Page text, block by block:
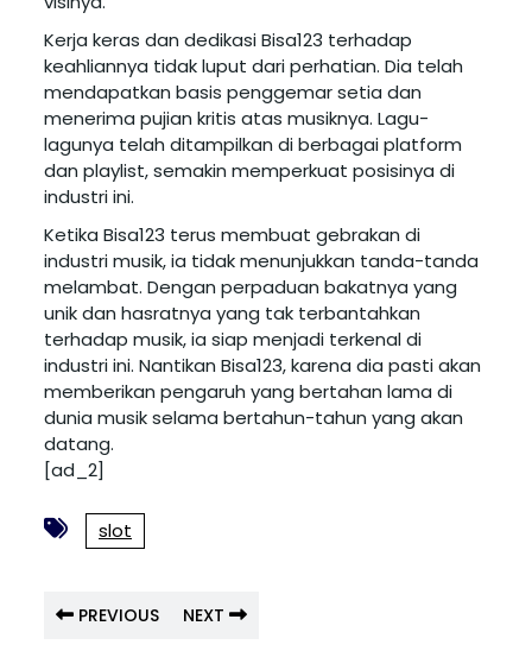
Kerja keras dan dedikasi Bisa123 terhadap
keahliannya tidak luput dari perhatian. Dia telah
mendapatkan basis penggemar setia dan
menerima pujian kritis atas musiknya. Lagu-
lagunya telah ditampilkan di berbagai platform
dan playlist, semakin memperkuat posisinya di
industri ini.
Ketika Bisa123 terus membuat gebrakan di
industri musik, ia tidak menunjukkan tanda-tanda
melambat. Dengan perpaduan bakatnya yang
unik dan hasratnya yang tak terbantahkan
terhadap musik, ia siap menjadi terkenal di
industri ini. Nantikan Bisa123, karena dia pasti akan
memberikan pengaruh yang bertahan lama di
dunia musik selama bertahun-tahun yang akan
datang.
[ad_2]
slot
PREVIOUS NEXT